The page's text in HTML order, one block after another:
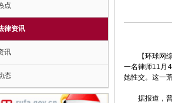
点
律资讯
讯
态
【环球网综
一名律师11月
她性交。这一
据报道，普